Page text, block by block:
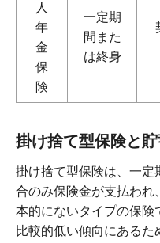
人
年
金
保
険
一定期
間また
は終身
掛け捨て型保険と
掛け捨て型保険は、一定
合のみ保険金が支払われ
本的にないタイプの保険
比較的低い傾向にあるた